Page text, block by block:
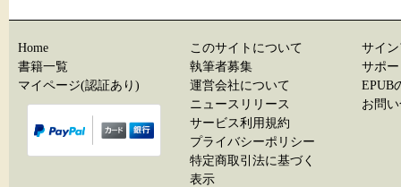
Home
書籍一覧
マイページ(認証あり)
このサイトについて
執筆者募集
運営会社について
ニュースリリース
サービス利用規約
プライバシーポリシー
特定商取引法に基づく
表示
サイ
サポ
EPUB
お問